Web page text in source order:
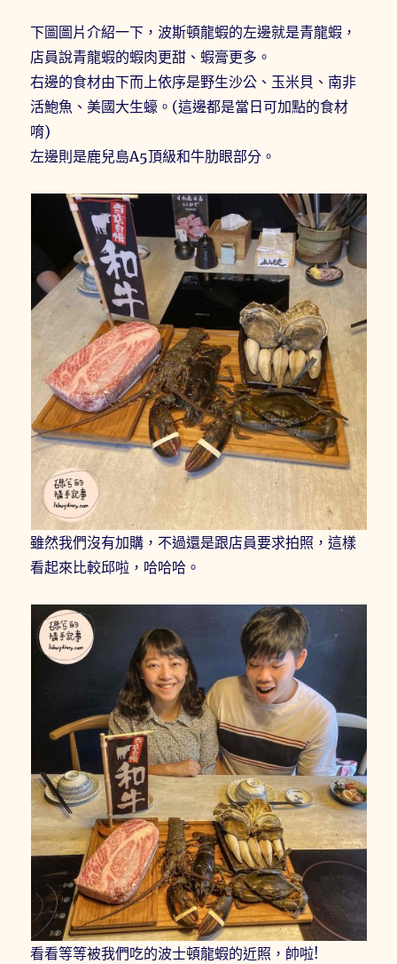
下圖圖片介紹一下，波斯頓龍蝦的左邊就是青龍蝦，
店員說青龍蝦的蝦肉更甜、蝦膏更多。
右邊的食材由下而上依序是野生沙公、玉米貝、南非
活鮑魚、美國大生蠔。(這邊都是當日可加點的食材
唷)
左邊則是鹿兒島A5頂級和牛肋眼部分。
雖然我們沒有加購，不過還是跟店員要求拍照，這樣
看起來比較邱啦，哈哈哈。
看看等等被我們吃的波士頓龍蝦的近照，帥啦!